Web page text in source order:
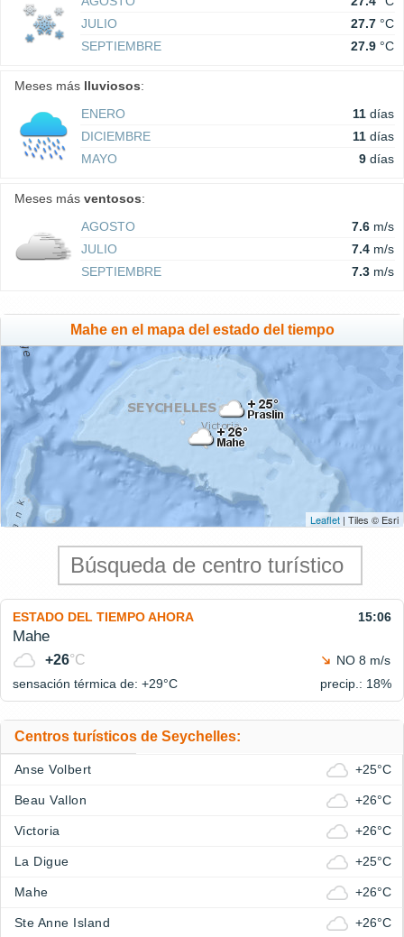
JULIO
27.7 °C
SEPTIEMBRE
27.9 °C
Meses más lluviosos:
ENERO
11 días
DICIEMBRE
11 días
MAYO
9 días
Meses más ventosos:
AGOSTO
7.6 m/s
JULIO
7.4 m/s
SEPTIEMBRE
7.3 m/s
Mahe en el mapa del estado del tiempo
Leaflet | Tiles © Esri
ESTADO DEL TIEMPO AHORA 15:06
Mahe
+26°C
NO 8 m/s
sensación térmica de: +29°C precip.: 18%
Centros turísticos de Seychelles:
Anse Volbert +25°C
Beau Vallon +26°C
Victoria +26°C
La Digue +25°C
Mahe +26°C
Ste Anne Island +26°C